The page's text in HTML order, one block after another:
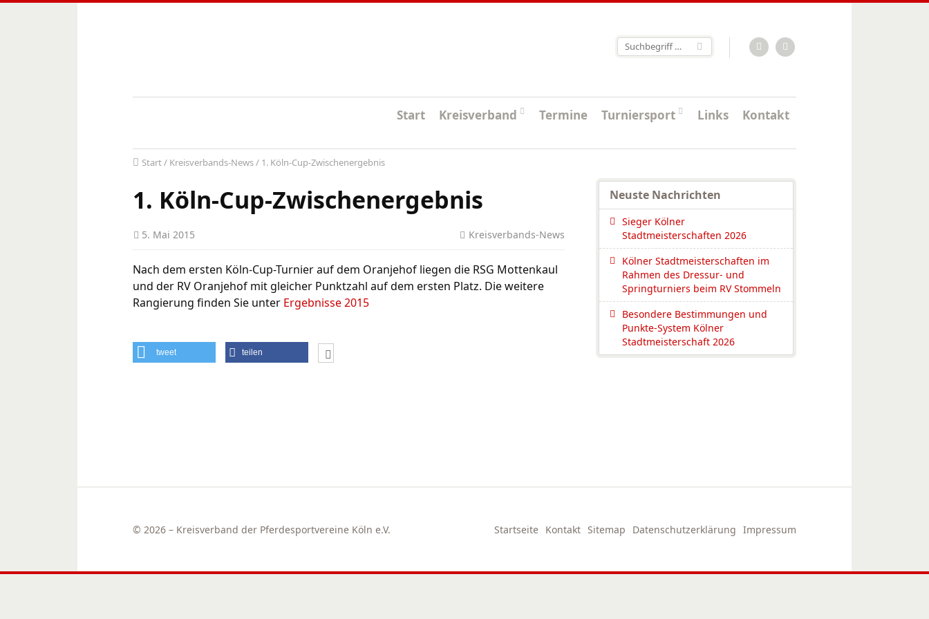
Start Kreisverband Termine Turniersport Links Kontakt
Start/ Kreisverbands-News/ 1. Köln-Cup-Zwischenergebnis
1. Köln-Cup-Zwischenergebnis
5. Mai 2015 Kreisverbands-News
Nach dem ersten Köln-Cup-Turnier auf dem Oranjehof liegen die RSG Mottenkaul
und der RV Oranjehof mit gleicher Punktzahl auf dem ersten Platz. Die weitere
Rangierung finden Sie unter Ergebnisse 2015
tweet teilen
Neuste Nachrichten
Sieger Kölner
Stadtmeisterschaften 2026
Kölner Stadtmeisterschaften im
Rahmen des Dressur- und
Springturniers beim RV Stommeln
Besondere Bestimmungen und
Punkte-System Kölner
Stadtmeisterschaft 2026
Startseite Kontakt Sitemap Datenschutzerklärung Impressum
© 2026 – Kreisverband der Pferdesportvereine Köln e.V.